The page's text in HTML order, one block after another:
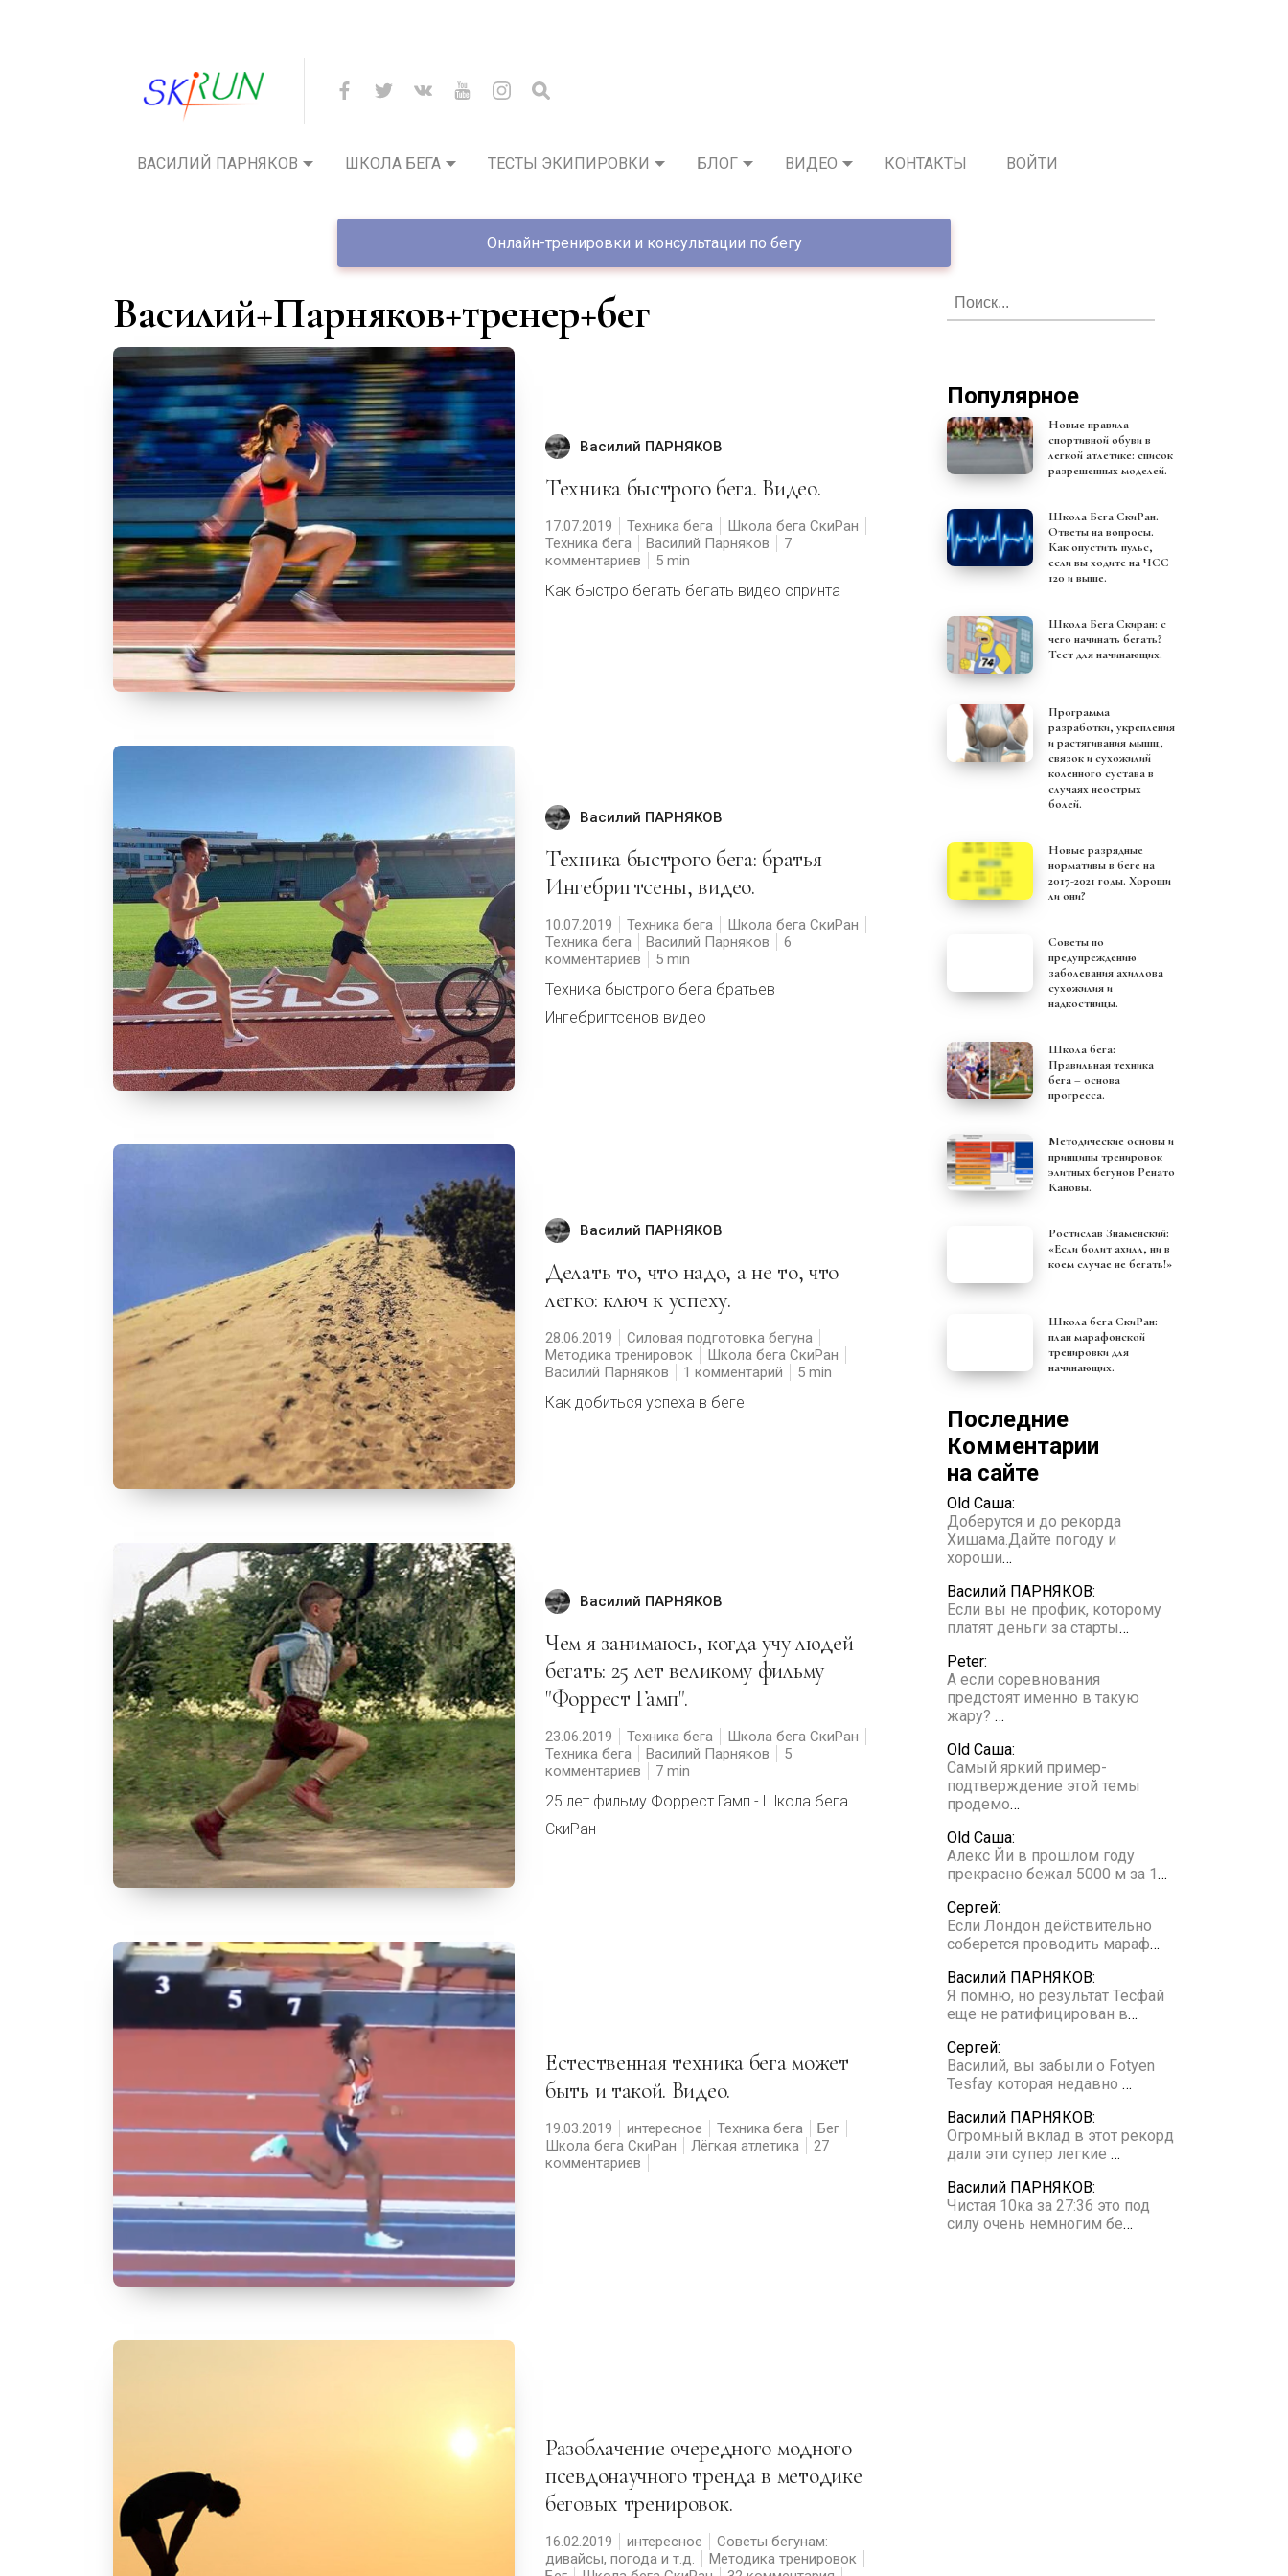
ВАСИЛИЙ ПАРНЯКОВ ШКОЛА БЕГА ТЕСТЫ ЭКИПИРОВКИ БЛОГ ВИДЕО КОНТАКТЫ ВОЙТИ
Онлайн-тренировки и консультации по бегу
Василий+Парняков+тренер+бег
Василий ПАРНЯКОВ
Техника быстрого бега. Видео.
17.07.2019 Техника бега
Школа бега СкиРан
Техника бега
Василий Парняков
7
комментариев
5
Как быстро бегать бегать видео спринта
Василий ПАРНЯКОВ
Техника быстрого бега: братья
Ингебригтсены, видео.
10.07.2019 Техника бега
Школа бега СкиРан
Техника бега
Василий Парняков
6
комментариев
5
Техника быстрого бега братьев
Ингебригтсенов видео
Василий ПАРНЯКОВ
Делать то, что надо, а не то, что
легко: ключ к успеху.
28.06.2019
Силовая подготовка бегуна
Методика тренировок
Школа бега СкиРан
Василий Парняков
1 комментарий 5
Как добиться успеха в беге
Василий ПАРНЯКОВ
Чем я занимаюсь, когда учу людей
бегать: 25 лет великому фильму
"Форрест Гамп".
23.06.2019 Техника бега
Школа бега СкиРан
Техника бега
Василий Парняков
5
комментариев
7
25 лет фильму Форрест Гамп - Школа бега
СкиРан
Естественная техника бега может
быть и такой. Видео.
19.03.2019 интересное Техника бега
Бег
Школа бега СкиРан
Лёгкая атлетика
27
комментариев
Разоблачение очередного модного
псевдонаучного тренда в методике
беговых тренировок.
16.02.2019 интересное
Советы бегунам:
дивайсы, погода и т.д.
Методика тренировок
Популярное
Новые правила
спортивной обуви в
легкой атлетике: список
разрешенных моделей.
Школа Бега СкиРан.
Ответы на вопросы.
Как опустить пульс,
если вы ходите на ЧСС
120 и выше.
Школа Бега Скиран: с
чего начинать бегать?
Тест для начинающих.
Программа
разработки, укрепления
и растягивания мышц,
связок и сухожилий
коленного сустава в
случаях неострых
болей.
Новые разрядные
нормативы в беге на
2017-2021 годы. Хороши
ли они?
Советы по
предупреждению
заболевания ахиллова
сухожилия и
надкостницы.
Школа бега:
Правильная техника
бега – основа
прогресса.
Методические основы и
принципы тренировок
элитных бегунов Ренато
Кановы.
Ростислав Знаменский:
«Если болит ахилл, ни в
коем случае не бегать!»
Школа бега СкиРан:
план марафонской
тренировки для
начинающих.
Последние
Комментарии
на сайте
Old Саша:
Доберутся и до рекорда
Хишама.Дайте погоду и
хороши…
Василий ПАРНЯКОВ:
Если вы не профик, которому
платят деньги за старты…
Peter:
А если соревнования
предстоят именно в такую
жару? …
Old Саша:
Самый яркий пример-
подтверждение этой темы
продемо…
Old Саша:
Алекс Йи в прошлом году
прекрасно бежал 5000 м за 1…
Сергей:
Если Лондон действительно
соберется проводить мараф…
Василий ПАРНЯКОВ:
Я помню, но результат Тесфай
еще не ратифицирован в…
Сергей:
Василий, вы забыли о Fotyen
Tesfay которая недавно …
Василий ПАРНЯКОВ:
Огромный вклад в этот рекорд
дали эти супер легкие …
Василий ПАРНЯКОВ:
Чистая 10ка за 27:36 это под
силу очень немногим бе…